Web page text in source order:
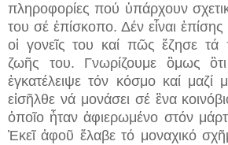
πληροφορίες πού ὑπάρχουν
του σέ ἐπίσκοπο. Δέν εἶναι
οἱ γονεῖς του καί πῶς ἔζησε τά
ζωῆς του. Γνωρίζουμε ὃμως
ἐγκατέλειψε τόν κόσμο καί μαζί
εἰσῆλθε νά μονάσει σέ ἓνα
ὁποῖο ἦταν ἀφιερωμένο στόν
Ἐκεῖ ἀφοῦ ἔλαβε τό μοναχικό